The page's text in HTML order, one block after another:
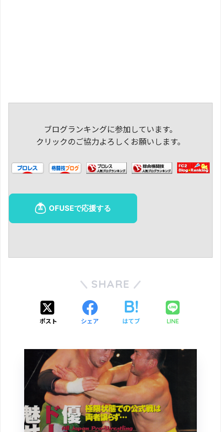
ブログランキングに参加しています。
クリックのご協力よろしくお願いします。
SHARE
ポスト シェア はてブ LINE